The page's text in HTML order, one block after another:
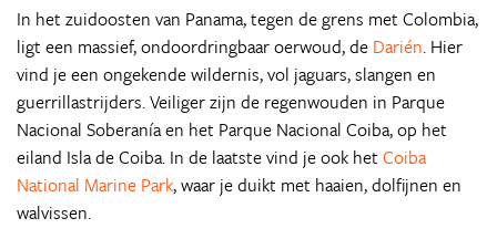
In het zuidoosten van Panama, tegen de grens met Colombia,
ligt een massief, ondoordringbaar oerwoud, de Darién. Hier
vind je een ongekende wildernis, vol jaguars, slangen en
guerrillastrijders. Veiliger zijn de regenwouden in Parque
Nacional Soberanía en het Parque Nacional Coiba, op het
eiland Isla de Coiba. In de laatste vind je ook het Coiba
National Marine Park, waar je duikt met haaien, dolfijnen en
walvissen.